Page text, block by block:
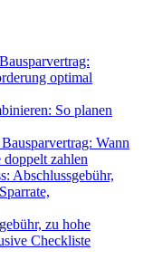
optimal
So planen
Wann
zahlen
Abschlussgebühr,
zu hohe
Checkliste